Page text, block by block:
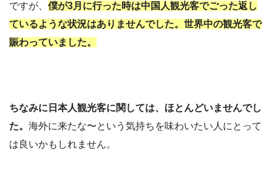
ですが、 僕が3月に行った時は中国人観光客でごった返し
ているような状況はありませんでした。世界中の観光客で
賑わっていました。
ちなみに日本人観光客に関しては、ほとんどいませんでし
た。 海外に来たな〜という気持ちを味わいたい人にとって
は良いかもしれません。